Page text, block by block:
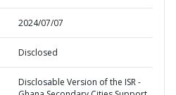
2024/07/07
Disclosed
Disclosable Version of the ISR -